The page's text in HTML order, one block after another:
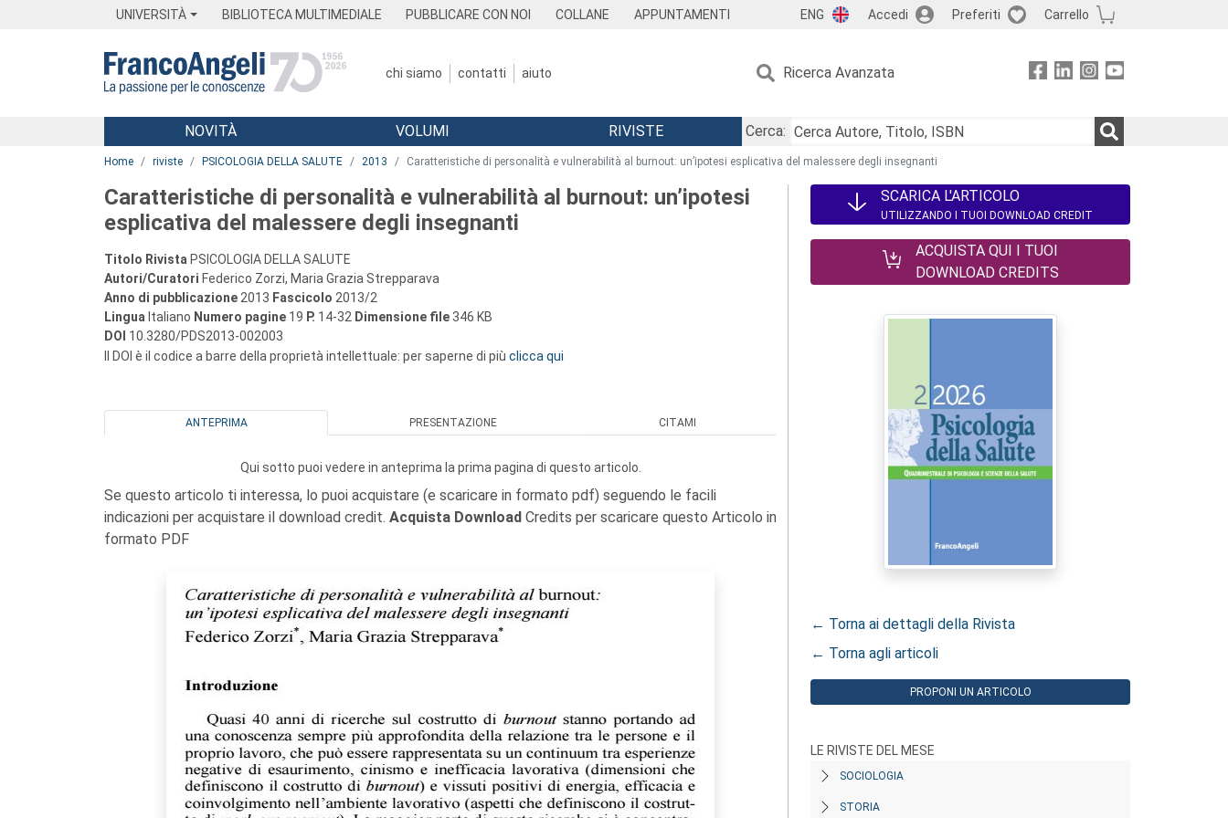
UNIVERSITÀ BIBLIOTECA MULTIMEDIALE PUBBLICARE CON NOI COLLANE APPUNTAMENTI ENG Accedi Preferiti Carrello
chi siamo contatti aiuto Ricerca Avanzata
Menu
NOVITÀ VOLUMI RIVISTE
Cerca:
Home riviste PSICOLOGIA DELLA SALUTE 2013 Caratteristiche di personalità e vulnerabilità al burnout: un’ipotesi esplicativa del malessere degli insegnanti
Caratteristiche di personalità e vulnerabilità al burnout: un’ipotesi
esplicativa del malessere degli insegnanti
Titolo Rivista PSICOLOGIA DELLA SALUTE
Autori/Curatori Federico Zorzi, Maria Grazia Strepparava
Anno di pubblicazione 2013 Fascicolo 2013/2
Lingua Italiano Numero pagine 19 P. 14-32 Dimensione file 346 KB
DOI 10.3280/PDS2013-002003
Il DOI è il codice a barre della proprietà intellettuale: per saperne di più clicca qui
ANTEPRIMA PRESENTAZIONE CITAMI
Qui sotto puoi vedere in anteprima la prima pagina di questo articolo.
Se questo articolo ti interessa, lo puoi acquistare (e scaricare in formato pdf) seguendo le facili
indicazioni per acquistare il download credit. Acquista Download Credits per scaricare questo Articolo in
formato PDF
SCARICA L'ARTICOLO
UTILIZZANDO I TUOI DOWNLOAD CREDIT
ACQUISTA QUI I TUOI
DOWNLOAD CREDITS
← Torna ai dettagli della Rivista
← Torna agli articoli
PROPONI UN ARTICOLO
LE RIVISTE DEL MESE
SOCIOLOGIA
STORIA